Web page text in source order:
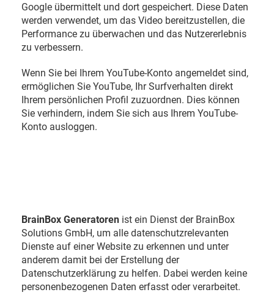
Google übermittelt und dort gespeichert. Diese Daten
werden verwendet, um das Video bereitzustellen, die
Performance zu überwachen und das Nutzererlebnis
zu verbessern.
Wenn Sie bei Ihrem YouTube-Konto angemeldet sind,
ermöglichen Sie YouTube, Ihr Surfverhalten direkt
Ihrem persönlichen Profil zuzuordnen. Dies können
Sie verhindern, indem Sie sich aus Ihrem YouTube-
Konto ausloggen.
BrainBox Generatoren ist ein Dienst der BrainBox
Solutions GmbH, um alle datenschutzrelevanten
Dienste auf einer Website zu erkennen und unter
anderem damit bei der Erstellung der
Datenschutzerklärung zu helfen. Dabei werden keine
personenbezogenen Daten erfasst oder verarbeitet.